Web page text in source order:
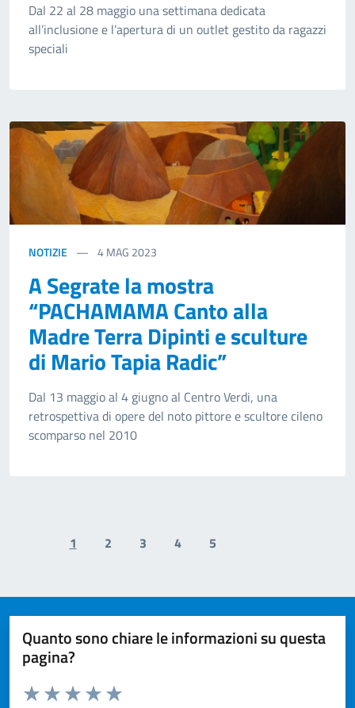
Dal 22 al 28 maggio una settimana dedicata
all’inclusione e l’apertura di un outlet gestito da ragazzi
speciali
NOTIZIE 4MAG 2023
A Segrate la mostra
“PACHAMAMA Canto alla
Madre Terra Dipinti e sculture
di Mario Tapia Radic”
Dal 13 maggio al 4 giugno al Centro Verdi, una
retrospettiva di opere del noto pittore e scultore cileno
scomparso nel 2010
Previous page
1 2 3 4 5
Quanto sono chiare le informazioni su questa
pagina?
Valuta da 1 a 5 stelle la pagina